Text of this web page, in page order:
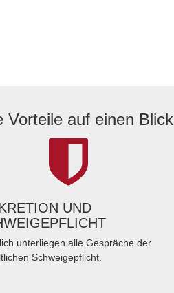
Vorteile auf einen Blick
UND
unterliegen alle Gespräche der
Schweigepflicht.